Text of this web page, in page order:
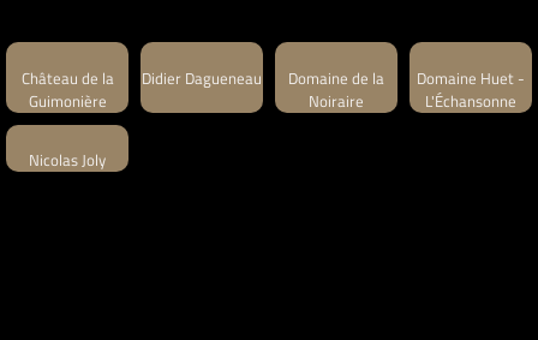
Château de la
Guimonière
Didier Dagueneau
Domaine de la
Noiraire
Domaine Huet -
L'Échansonne
Nicolas Joly